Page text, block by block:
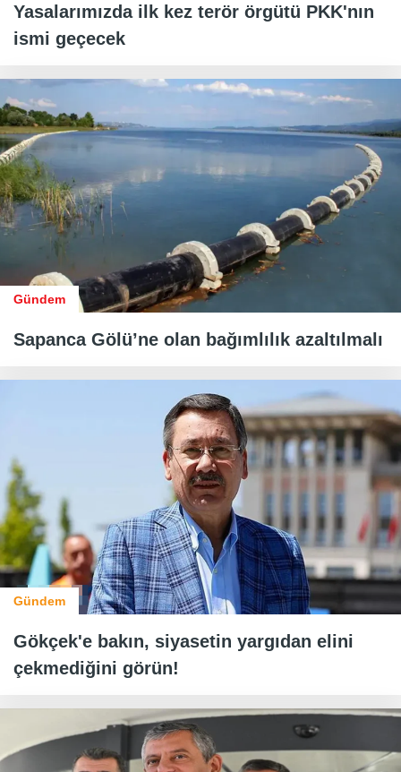
Yasalarımızda ilk kez terör örgütü PKK'nın
ismi geçecek
Gündem
Sapanca Gölü’ne olan bağımlılık azaltılmalı
Gündem
Gökçek'e bakın, siyasetin yargıdan elini
çekmediğini görün!